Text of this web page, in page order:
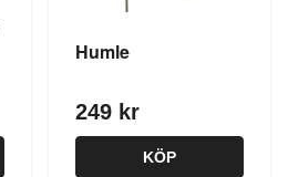
Humle
249 kr
KÖP